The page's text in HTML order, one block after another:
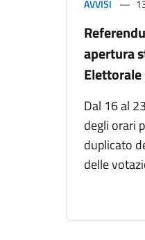
AVVISI
apertura
Dal 16 al
degli orari
duplicato
delle